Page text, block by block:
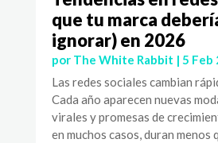
que tu marca
ignorar) en 2026
por The White Rabbit | 5 Feb
Las redes sociales cambian
Cada año aparecen nuevas
virales y promesas de
en muchos casos, duran menos